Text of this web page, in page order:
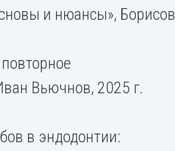
и нюансы», Борисов
Вьючнов, 2025 г.
в эндодонтии: